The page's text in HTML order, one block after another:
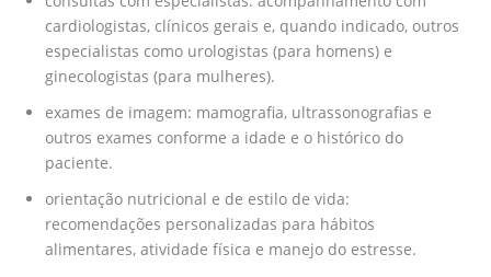
cardiologistas, clínicos gerais e, quando indicado, outros
especialistas como urologistas (para homens) e
ginecologistas (para mulheres).
exames de imagem: mamografia, ultrassonografias e
outros exames conforme a idade e o histórico do
paciente.
orientação nutricional e de estilo de vida:
recomendações personalizadas para hábitos
alimentares, atividade física e manejo do estresse.